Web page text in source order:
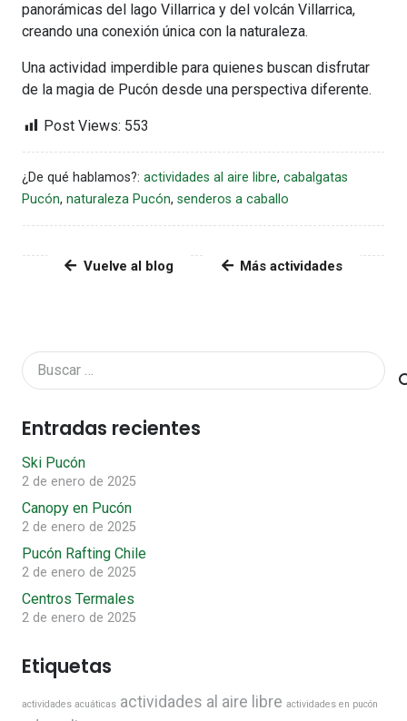
panorámicas del lago Villarrica y del volcán Villarrica,
creando una conexión única con la naturaleza.
Una actividad imperdible para quienes buscan disfrutar
de la magia de Pucón desde una perspectiva diferente.
Post Views: 553
¿De qué hablamos?: actividades al aire libre, cabalgatas
Pucón, naturaleza Pucón, senderos a caballo
Vuelve al blog Más actividades
Buscar:
Entradas recientes
Ski Pucón
2 de enero de 2025
Canopy en Pucón
2 de enero de 2025
Pucón Rafting Chile
2 de enero de 2025
Centros Termales
2 de enero de 2025
Etiquetas
actividades acuáticas actividades al aire libre actividades en pucón